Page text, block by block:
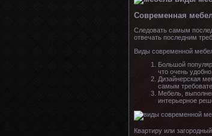
Современная
Следовать самым
отвечать последним
Виды современной
Большой
что очень удобно.
Дизайнерская
самым
Мебель,
интерьерное
Квартиру или